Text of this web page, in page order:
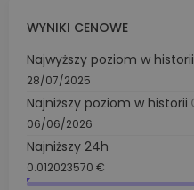
WYNIKI CENOWE
Najwyższy poziom w historii
28/07/2025
Najniższy poziom w historii
06/06/2026
Najniższy 24h
0.012023570 €